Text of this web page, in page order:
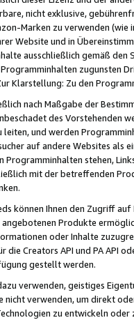
nicht exklusive,
Marken zu verwenden
Website und in
ausschließlich gemäß
zugunsten
Klarstellung: Zu den
nach Maßgabe der
des Vorstehenden
und werden
auf andere Websites als
stehen,
mit der betreffenden
können Ihnen den Zugriff
Produkte
oder Inhalte
die Creators API und PA API
gestellt werden.
verwenden, geistiges
nicht verwenden, um direkt
zu entwickeln